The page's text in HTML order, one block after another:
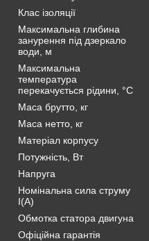
Клас ізоляції
Максимальна глибина
занурення під дзеркало
води, м
Максимальна
температура
перекачується рідини, °C
Маса брутто, кг
Маса нетто, кг
Матеріал корпусу
Потужність, Вт
Напруга
Номінальна сила струму
I(А)
Обмотка статора двигуна
Офіційна гарантія